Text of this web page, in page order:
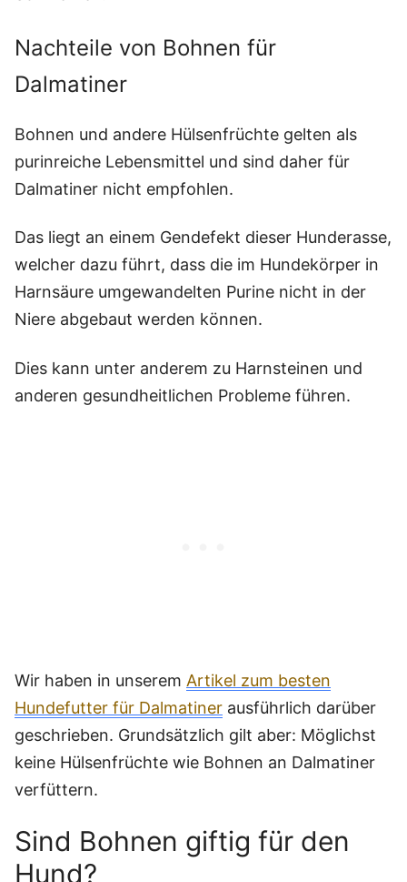
Nachteile von Bohnen für
Dalmatiner
Bohnen und andere Hülsenfrüchte gelten als
purinreiche Lebensmittel und sind daher für
Dalmatiner nicht empfohlen.
Das liegt an einem Gendefekt dieser Hunderasse,
welcher dazu führt, dass die im Hundekörper in
Harnsäure umgewandelten Purine nicht in der
Niere abgebaut werden können.
Dies kann unter anderem zu Harnsteinen und
anderen gesundheitlichen Probleme führen.
Wir haben in unserem Artikel zum besten
Hundefutter für Dalmatiner ausführlich darüber
geschrieben. Grundsätzlich gilt aber: Möglichst
keine Hülsenfrüchte wie Bohnen an Dalmatiner
verfüttern.
Sind Bohnen giftig für den
Hund?